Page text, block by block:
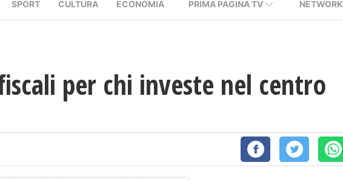
SPORT CULTURA ECONOMIA PRIMA PAGINA TV NETWORK
per chi investe nel centro